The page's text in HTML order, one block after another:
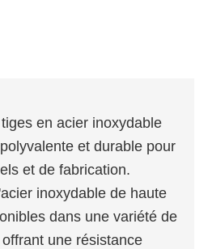
en acier inoxydable
et durable pour
et de fabrication.
inoxydable de haute
dans une variété de
une résistance